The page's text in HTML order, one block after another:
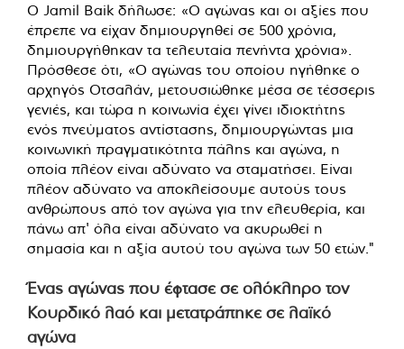
Ο Jamil Baik δήλωσε: «Ο αγώνας και οι αξίες που
έπρεπε να είχαν δημιουργηθεί σε 500 χρόνια,
δημιουργήθηκαν τα τελευταία πενήντα χρόνια».
Πρόσθεσε ότι, «Ο αγώνας του οποίου ηγήθηκε ο
αρχηγός Οτσαλάν, μετουσιώθηκε μέσα σε τέσσερις
γενιές, και τώρα η κοινωνία έχει γίνει ιδιοκτήτης
ενός πνεύματος αντίστασης, δημιουργώντας μια
κοινωνική πραγματικότητα πάλης και αγώνα, η
οποία πλέον είναι αδύνατο να σταματήσει. Είναι
πλέον αδύνατο να αποκλείσουμε αυτούς τους
ανθρώπους από τον αγώνα για την ελευθερία, και
πάνω απ' όλα είναι αδύνατο να ακυρωθεί η
σημασία και η αξία αυτού του αγώνα των 50 ετών."
Ένας αγώνας που έφτασε σε ολόκληρο τον
Κουρδικό λαό και μετατράπηκε σε λαϊκό
αγώνα